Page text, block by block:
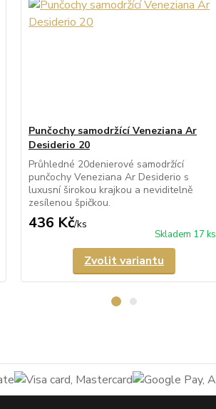
Punčochy samodržící Veneziana Ar
Desiderio 20
Průhledné 20denierové samodržící
punčochy Veneziana Ar Desiderio s
luxusní širokou krajkou a neviditelně
zesílenou špičkou.
436 Kč/ks
Skladem 17 ks
Zvolit variantu